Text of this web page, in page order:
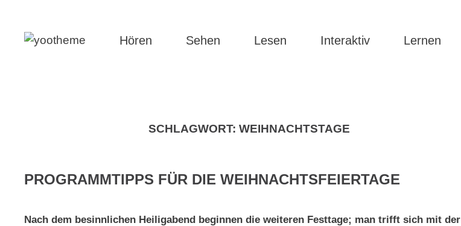
Hören Sehen Lesen Interaktiv Lernen
SCHLAGWORT:WEIHNACHTSTAGE
PROGRAMMTIPPS FÜR DIE WEIHNACHTSFEIERTAGE
Nach dem besinnlichen Heiligabend beginnen die weiteren Festtage; man trifft sich mit der